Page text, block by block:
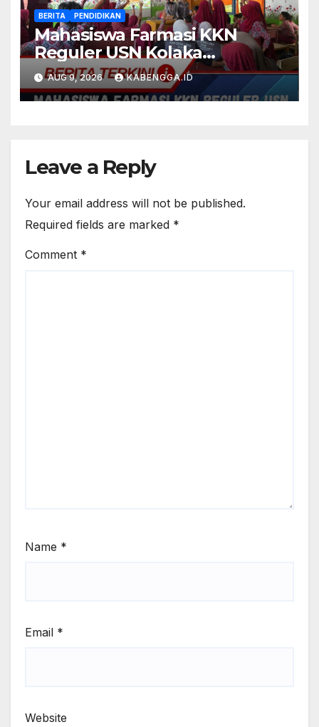
BERITA PENDIDIKAN
Mahasiswa Farmasi KKN
Reguler USN Kolaka
Kenalkan Apoteker Cilik
(APOCIL) di SD Negeri 1 Loka
AUG 9, 2026 KABENGGA.ID
Leave a Reply
Your email address will not be published.
Required fields are marked *
Comment *
Name *
Email *
Website